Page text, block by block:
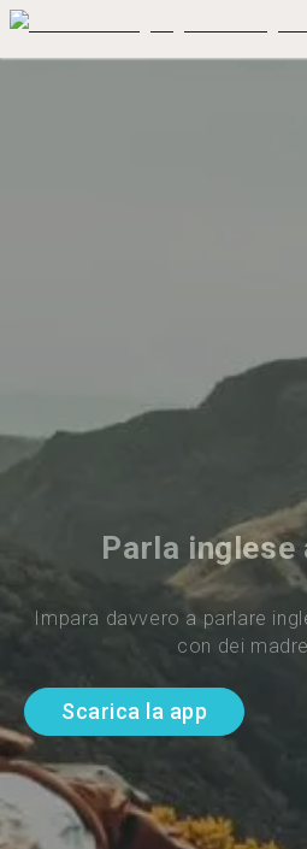
Parla inglese
Impara davvero a parlare
con dei
Scarica la app